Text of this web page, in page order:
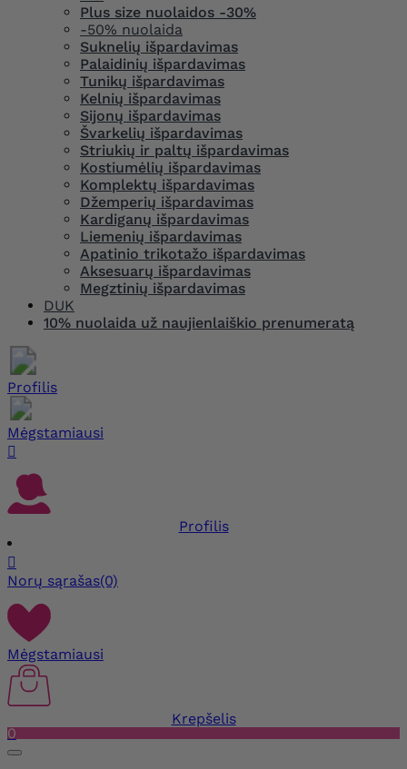
Plus size nuolaidos -30%
-50% nuolaida
Suknelių išpardavimas
Palaidinių išpardavimas
Tunikų išpardavimas
Kelnių išpardavimas
Sijonų išpardavimas
Švarkelių išpardavimas
Striukių ir paltų išpardavimas
Kostiumėlių išpardavimas
Komplektų išpardavimas
Džemperių išpardavimas
Kardiganų išpardavimas
Liemenių išpardavimas
Apatinio trikotažo išpardavimas
Aksesuarų išpardavimas
Megztinių išpardavimas
DUK
10% nuolaida už naujienlaiškio prenumeratą
Profilis
Mėgstamiausi

Profilis

Norų sąrašas(0)
Mėgstamiausi
Krepšelis
0